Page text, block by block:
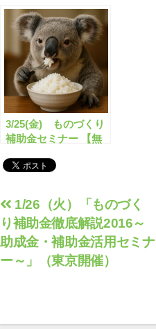
ナー 【無料】(東京開
催)のお知らせ
3/25(金) ものづくり
補助金セミナー 【無
のお知らせ
投
稿
ナ
1/26（火）「ものづく
り補助金徹底解説2016～
助成金・補助金活用セミナ
ー～」（東京開催）